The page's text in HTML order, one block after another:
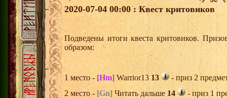
2020-07-04 00:00 : Квест критовиков
Подведены итоги квеста критовиков.
образом:
1 место - [Hm] Warrior13 13
- приз 2
2 место - [Gn] Читать дальше 14
- приз 1